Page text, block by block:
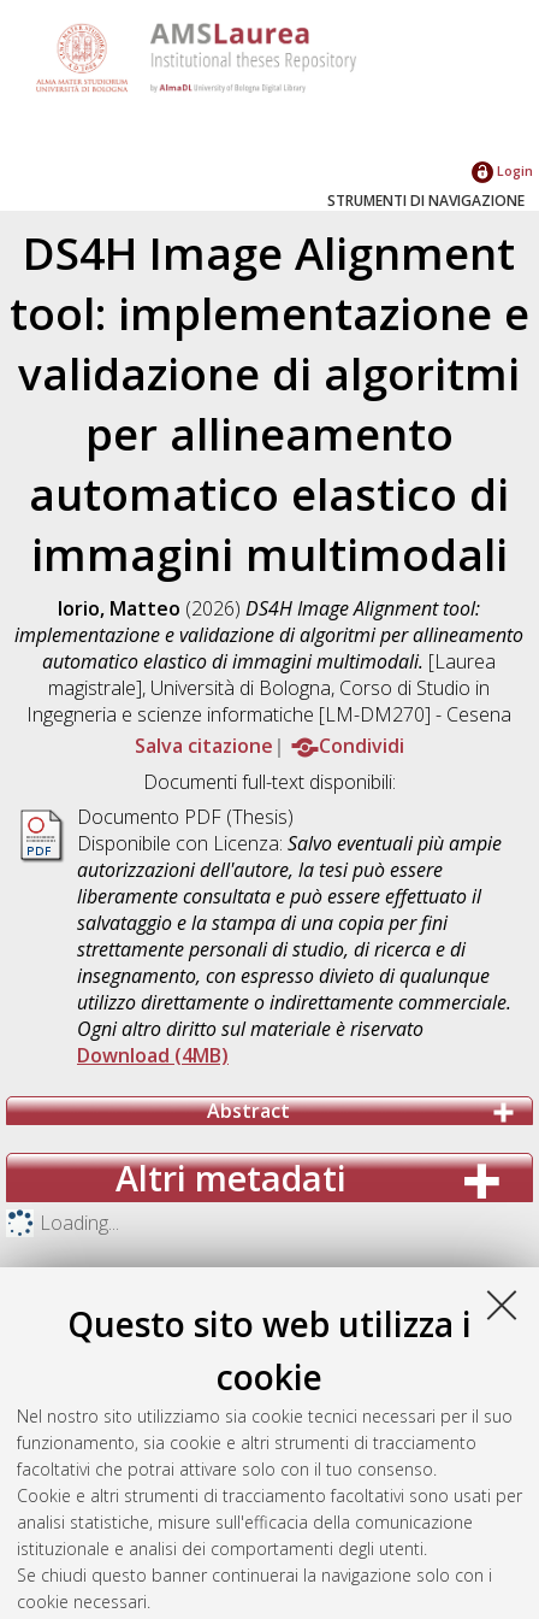
Questo sito web utilizza i
cookie
Nel nostro sito utilizziamo sia cookie tecnici necessari per il suo
funzionamento, sia cookie e altri strumenti di tracciamento
facoltativi che potrai attivare solo con il tuo consenso.
Cookie e altri strumenti di tracciamento facoltativi sono usati per
analisi statistiche, misure sull'efficacia della comunicazione
istituzionale e analisi dei comportamenti degli utenti.
Se chiudi questo banner continuerai la navigazione solo con i
cookie necessari.
Login
STRUMENTI DI NAVIGAZIONE
DS4H Image Alignment
tool: implementazione e
validazione di algoritmi
per allineamento
automatico elastico di
immagini multimodali
Iorio, Matteo (2026)DS4H Image Alignment tool:
implementazione e validazione di algoritmi per allineamento
automatico elastico di immagini multimodali. [Laurea
magistrale], Università di Bologna, Corso di Studio in
Ingegneria e scienze informatiche [LM-DM270] - Cesena
Salva citazione
Condividi
Documenti full-text disponibili:
Documento PDF (Thesis)
Disponibile con Licenza: Salvo eventuali più ampie
autorizzazioni dell'autore, la tesi può essere
liberamente consultata e può essere effettuato il
salvataggio e la stampa di una copia per fini
strettamente personali di studio, di ricerca e di
insegnamento, con espresso divieto di qualunque
utilizzo direttamente o indirettamente commerciale.
Ogni altro diritto sul materiale è riservato
Download (4MB)
Abstract
Altri metadati
Loading...
Gestione del documento: